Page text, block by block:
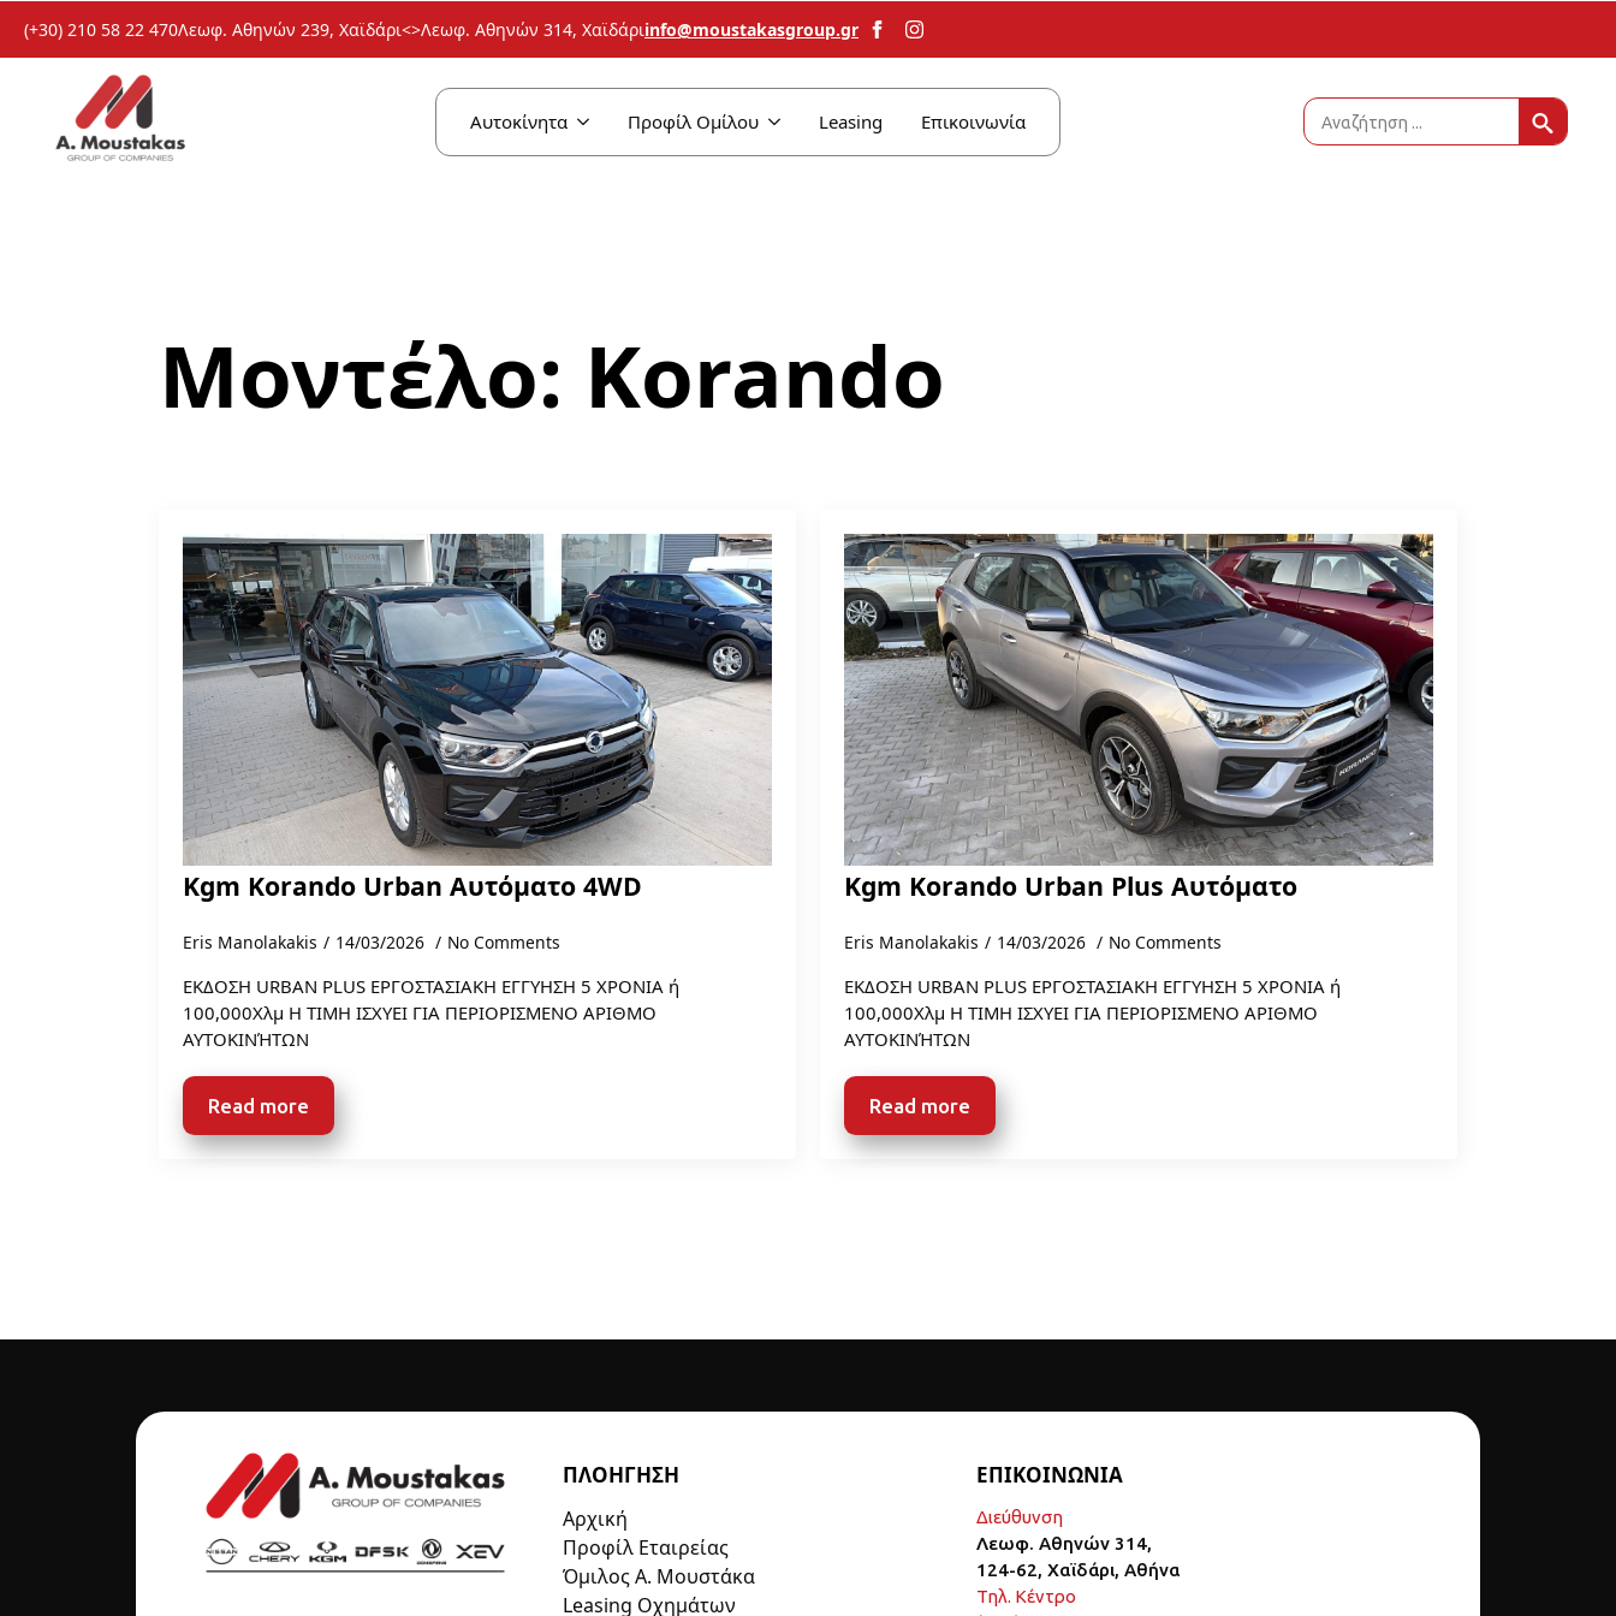
(+30) 210 58 22 470Λεωφ. Αθηνών 239, Χαϊδάρι<>Λεωφ. Αθηνών 314, Χαϊδάριinfo@moustakasgroup.gr
Αυτοκίνητα Προφίλ Ομίλου Leasing Επικοινωνία
for:
Μοντέλο: Korando
Kgm Korando Urban Aυτόματο 4WD
Eris Manolakakis 14/03/2026 No Comments
ΕΚΔΟΣΗ URBAN PLUS ΕΡΓΟΣΤΑΣΙΑΚΗ ΕΓΓΥΗΣΗ 5 ΧΡΟΝΙΑ ή
100,000Χλμ Η ΤΙΜΗ IΣΧΥΕΙ ΓΙΑ ΠΕΡΙΟΡΙΣΜΕΝΟ ΑΡΙΘΜΟ
ΑΥΤΟΚΙΝΉΤΩΝ
Read more
Kgm Korando Urban Plus Aυτόματο
Eris Manolakakis 14/03/2026 No Comments
ΕΚΔΟΣΗ URBAN PLUS ΕΡΓΟΣΤΑΣΙΑΚΗ ΕΓΓΥΗΣΗ 5 ΧΡΟΝΙΑ ή
100,000Χλμ Η ΤΙΜΗ IΣΧΥΕΙ ΓΙΑ ΠΕΡΙΟΡΙΣΜΕΝΟ ΑΡΙΘΜΟ
ΑΥΤΟΚΙΝΉΤΩΝ
Read more
ΠΛΟΗΓΗΣΗ
Αρχική
Προφίλ Εταιρείας
Όμιλος Α. Μουστάκα
Leasing Οχημάτων
ΕΠΙΚΟΙΝΩΝΙΑ
Διεύθυνση
Λεωφ. Αθηνών 314,
124-62, Χαϊδάρι, Αθήνα
Τηλ. Κέντρο